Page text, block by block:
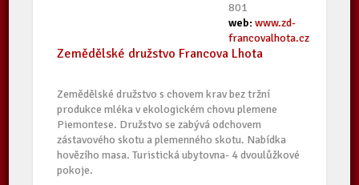
801
web: www.zd-
francovalhota.cz
Zemědělské družstvo Francova Lhota
Zemědělské družstvo s chovem krav bez tržní
produkce mléka v ekologickém chovu plemene
Piemontese. Družstvo se zabývá odchovem
zástavového skotu a plemenného skotu. Nabídka
hovězího masa. Turistická ubytovna- 4 dvoulůžkové
pokoje.